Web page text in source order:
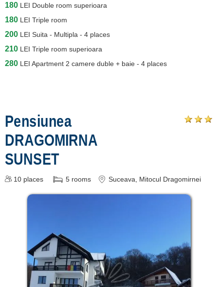
180 LEI Double room superioara
180 LEI Triple room
200 LEI Suita - Multipla - 4 places
210 LEI Triple room superioara
280 LEI Apartment 2 camere duble + baie - 4 places
Pensiunea
DRAGOMIRNA
SUNSET
10 places 5 rooms Suceava, Mitocul Dragomirnei